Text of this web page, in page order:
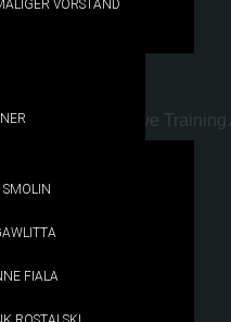
VORSTAND
SMOLIN
FIALA
dazu wie das aktive Training.